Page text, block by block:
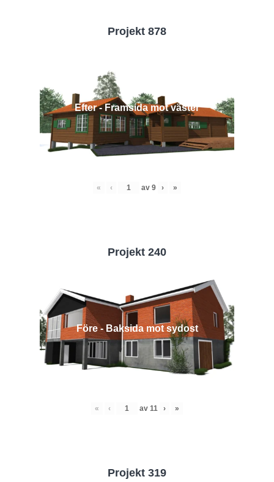
Projekt 878
Efter - Framsida mot väster
« ‹ av 9 › »
Projekt 240
Före - Baksida mot sydost
« ‹ av 11 › »
Projekt 319